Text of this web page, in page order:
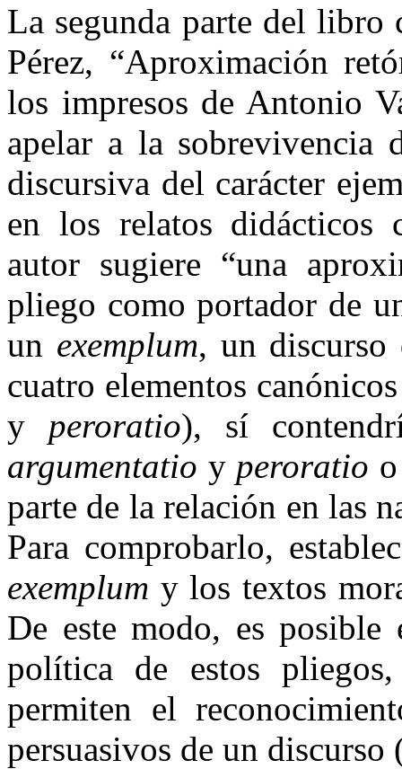
La segunda parte del libro
Pérez, “Aproximación
los impresos de Antonio
apelar a la sobrevivencia
discursiva del carácter
en los relatos didácticos
autor sugiere “una
pliego como portador de
un exemplum, un discurso
cuatro elementos
y peroratio), sí
argumentatio y peroratio
parte de la relación en las
Para comprobarlo,
exemplum y los textos
De este modo, es
política de estos
permiten el
persuasivos de un discurso